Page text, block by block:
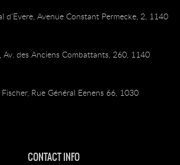
d’Evere, Avenue Constant Permecke, 2, 1140
Av. des Anciens Combattants, 260, 1140
Rue Général Eenens 66, 1030
CONTACT INFO